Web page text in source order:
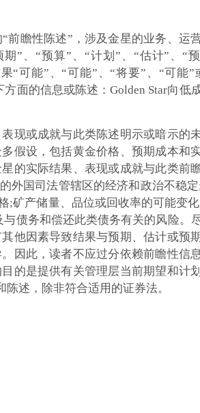
前瞻性陈述”，涉及金星的业务、运
”、“预算”、“计划”、“估计”、“
“可能”、“可能”、“将要”、“可能”
面的信息或陈述：Golden Star向低
现或成就与此类陈述明示或暗示的未
假设，包括黄金价格、预期成本和
的实际结果、表现或成就与此类前
外国司法管辖区的经济和政治不稳
;矿产储量、品位或回收率的可能变
债务和偿还此类债务有关的风险。
他因素导致结果与预期、估计或预
因此，读者不应过分依赖前瞻性信息
的是提供有关管理层当前期望和计
述，除非符合适用的证券法。